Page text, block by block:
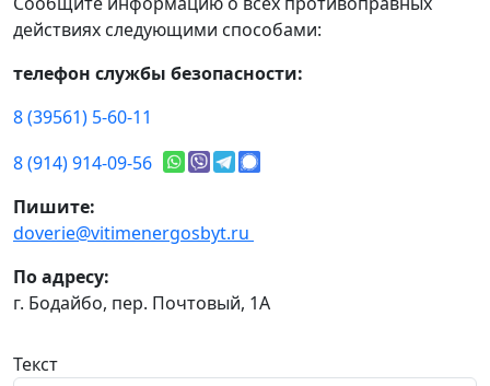
действиях следующими способами:
телефон службы безопасности:
8 (39561) 5-60-11
8 (914) 914-09-56
Пишите:
doverie@vitimenergosbyt.ru
По адресу:
г. Бодайбо, пер. Почтовый, 1А
Текст